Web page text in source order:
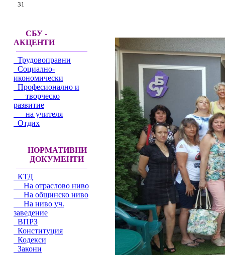
31
СБУ -
АКЦЕНТИ
Трудовоправни
Социално-
икономически
Професионално и
творческо
развитие
на учителя
Отдих
НОРМАТИВНИ
ДОКУМЕНТИ
КТД
На отраслово ниво
На общинско ниво
На ниво уч.
заведение
ВПРЗ
Конституция
Кодекси
Закони